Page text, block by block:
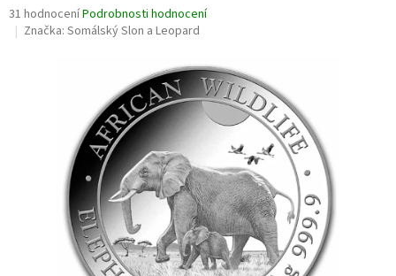
Průměrné
hodnocení
31 hodnoceníPodrobnosti hodnocení
Značka: Somálský Slon a Leopard